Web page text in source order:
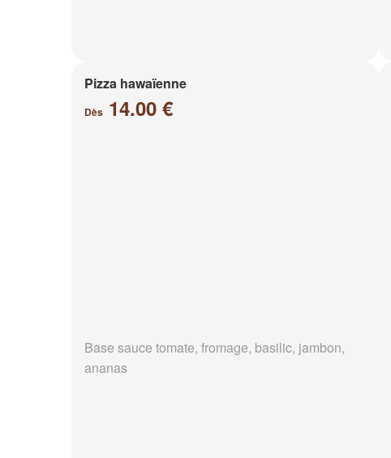
Pizza hawaïenne
Dès 14.00 €
Base sauce tomate, fromage, basilic, jambon,
ananas